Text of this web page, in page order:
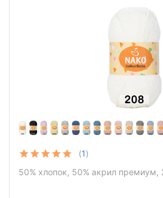
(1)
50% хлопок, 50% акрил премиум,